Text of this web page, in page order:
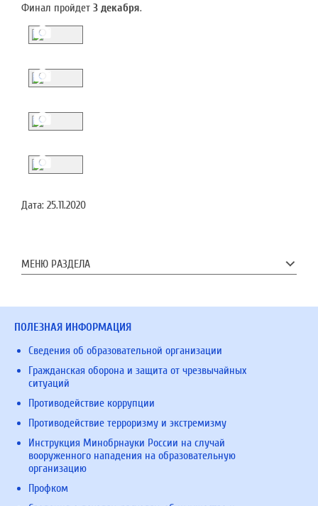
Финал пройдет 3 декабря.
Дата: 25.11.2020
МЕНЮ РАЗДЕЛА
ПОЛЕЗНАЯ ИНФОРМАЦИЯ
Сведения об образовательной организации
Гражданская оборона и защита от чрезвычайных
ситуаций
Противодействие коррупции
Противодействие терроризму и экстремизму
Инструкция Минобрнауки России на случай
вооруженного нападения на образовательную
организацию
Профком